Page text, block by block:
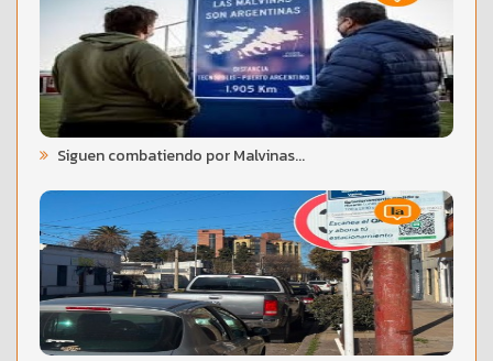
Siguen combatiendo por Malvinas...